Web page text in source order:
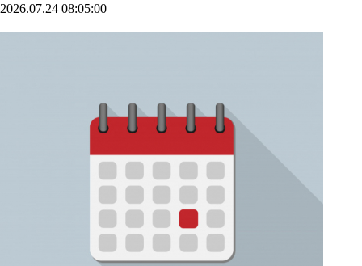
만회하기도 했지만, 빠르게 낙폭을 확대했고 오후 장중 6650.41
까지 밀려나며 저점을
[오늘의 증시일정] 삼성에피스홀딩스ㆍ두산로보틱스
2026.07.24 08:05:00